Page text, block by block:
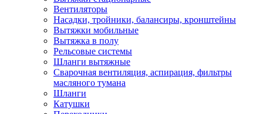
Вентиляторы
Насадки, тройники, балансиры, кронштейны
Вытяжки мобильные
Вытяжка в полу
Рельсовые системы
Шланги вытяжные
Сварочная вентиляция, аспирация, фильтры
масляного тумана
Шланги
Катушки